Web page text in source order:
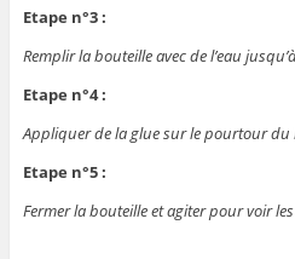
Etape n°3 :
Remplir la bouteille avec de l’eau
Etape n°4 :
Appliquer de la glue sur le pourtour du
Etape n°5 :
Fermer la bouteille et agiter pour voir